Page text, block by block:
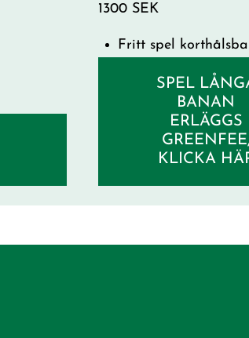
1300 SEK
Fritt spel
Sydpoolen ingår ej.
SPEL
BANAN
ERLÄGGS
KLICKA